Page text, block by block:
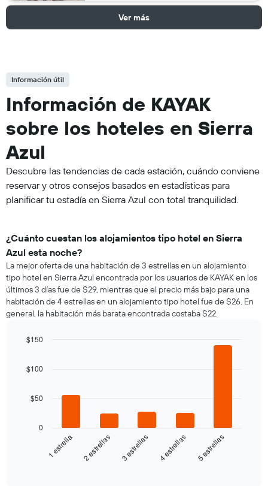
Ver más
Información útil
Información de KAYAK
sobre los hoteles en Sierra
Azul
Descubre las tendencias de cada estación, cuándo conviene
reservar y otros consejos basados en estadísticas para
planificar tu estadía en Sierra Azul con total tranquilidad.
¿Cuánto cuestan los alojamientos tipo hotel en Sierra
Azul esta noche?
La mejor oferta de una habitación de 3 estrellas en un alojamiento
tipo hotel en Sierra Azul encontrada por los usuarios de KAYAK en los
últimos 3 días fue de $29, mientras que el precio más bajo para una
habitación de 4 estrellas en un alojamiento tipo hotel fue de $26. En
general, la habitación más barata encontrada costaba $22.
with
siguiente
muestra1 estrella 2 estrellas 3 estrellas 4 estrellas 5 estrellas
0
$50
$100
$150